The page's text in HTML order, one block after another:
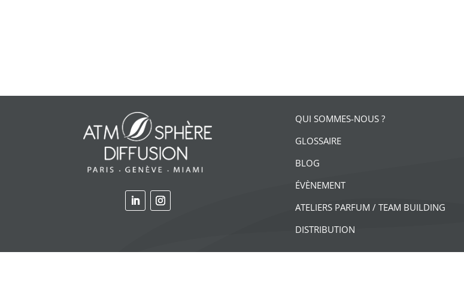
QUI SOMMES-NOUS ?
GLOSSAIRE
BLOG
ÉVÈNEMENT
ATELIERS PARFUM / TEAM BUILDING
DISTRIBUTION